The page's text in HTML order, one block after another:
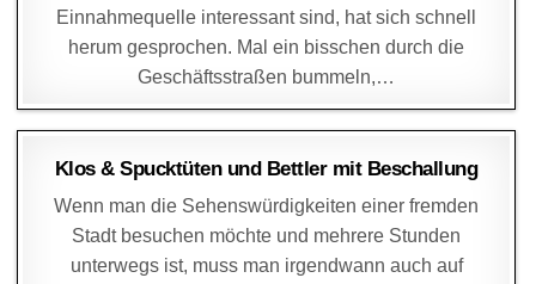
Einnahmequelle interessant sind, hat sich schnell
herum gesprochen. Mal ein bisschen durch die
Geschäftsstraßen bummeln,…
DAGMAR 20. MAI 2007
Klos & Spucktüten und Bettler mit Beschallung
Wenn man die Sehenswürdigkeiten einer fremden
Stadt besuchen möchte und mehrere Stunden
unterwegs ist, muss man irgendwann auch auf